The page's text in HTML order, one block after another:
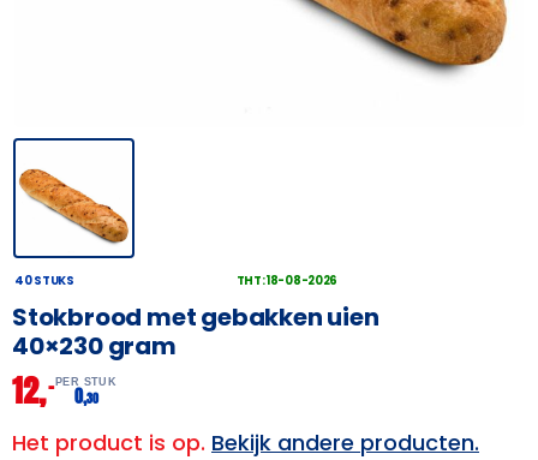
40 STUKS THT: 18-08-2026
Stokbrood met gebakken uien
40×230 gram
12,– PER STUK
0,30
Het product is op. Bekijk andere producten.